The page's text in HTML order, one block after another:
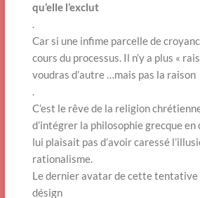
qu’elle l’exclut
.
Car si une infime parcelle de
cours du processus. Il n’y a plus «
voudras d’autre …mais pas la raison
.
C’est le rêve de la religion
d’intégrer la philosophie grecque
lui plaisait pas d’avoir caressé
rationalisme.
Le dernier avatar de cette
désign